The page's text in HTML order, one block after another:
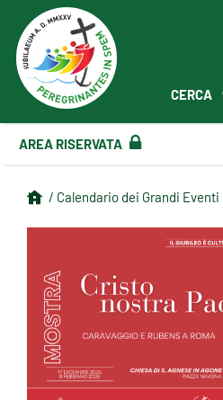
CERCA
AREA RISERVATA
/ Calendario dei Grandi Eventi